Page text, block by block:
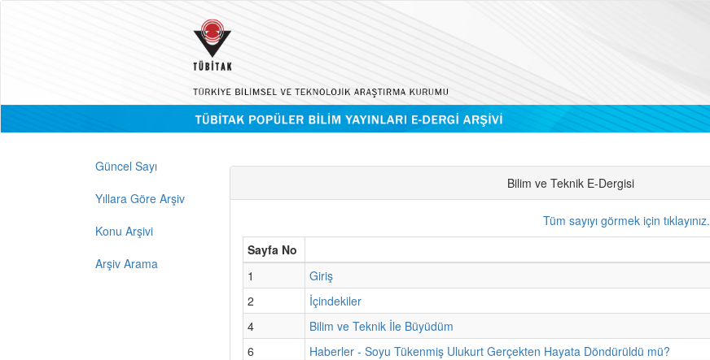
Güncel Sayı
Yıllara Göre Arşiv
Konu Arşivi
Arşiv Arama
Bilim ve Teknik E-Dergisi
Tüm sayıyı görmek için tıklayınız.
Sayfa No
1
Giriş
2
İçindekiler
4
Bilim ve Teknik İle Büyüdüm
6
Haberler - Soyu Tükenmiş Ulukurt Gerçekten Hayata Döndürüldü mü?